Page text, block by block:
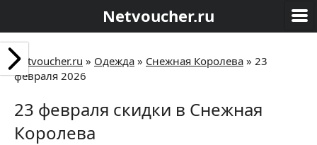
Netvoucher.ru
Netvoucher.ru » Одежда » Снежная Королева » 23
февраля 2026
23 февраля скидки в Снежная
Королева